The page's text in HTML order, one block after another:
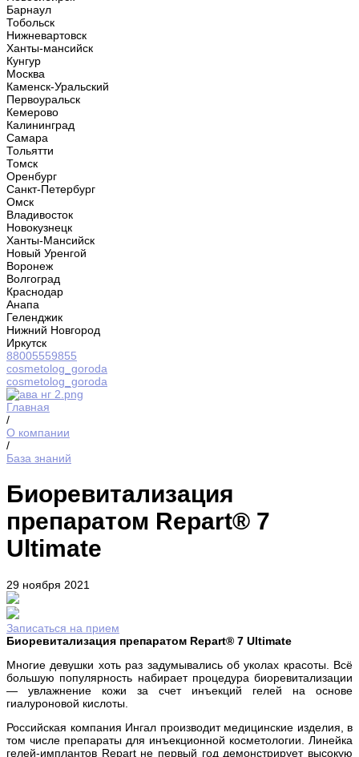
Барнаул
Тобольск
Нижневартовск
Ханты-мансийск
Кунгур
Москва
Каменск-Уральский
Первоуральск
Кемерово
Калининград
Самара
Тольятти
Томск
Оренбург
Санкт-Петербург
Омск
Владивосток
Новокузнецк
Ханты-Мансийск
Новый Уренгой
Воронеж
Волгоград
Краснодар
Анапа
Геленджик
Нижний Новгород
Иркутск
88005559855
cosmetolog_goroda
cosmetolog_goroda
Главная
/
О компании
/
База знаний
Биоревитализация
препаратом Repart® 7
Ultimate
29 ноября 2021
Записаться на прием
Биоревитализация препаратом Repart® 7 Ultimate
Многие девушки хоть раз задумывались об уколах красоты. Всё
большую популярность набирает процедура биоревитализации
— увлажнение кожи за счет инъекций гелей на основе
гиалуроновой кислоты.
Российская компания Ингал производит медицинские изделия, в
том числе препараты для инъекционной косметологии. Линейка
гелей-имплантов Repart не первый год демонстрирует высокую